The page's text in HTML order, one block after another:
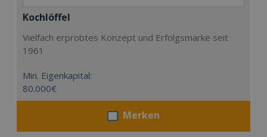
Kochlöffel
Vielfach erprobtes Konzept und Erfolgsmarke seit
1961
Min. Eigenkapital:
80.000€
Merken